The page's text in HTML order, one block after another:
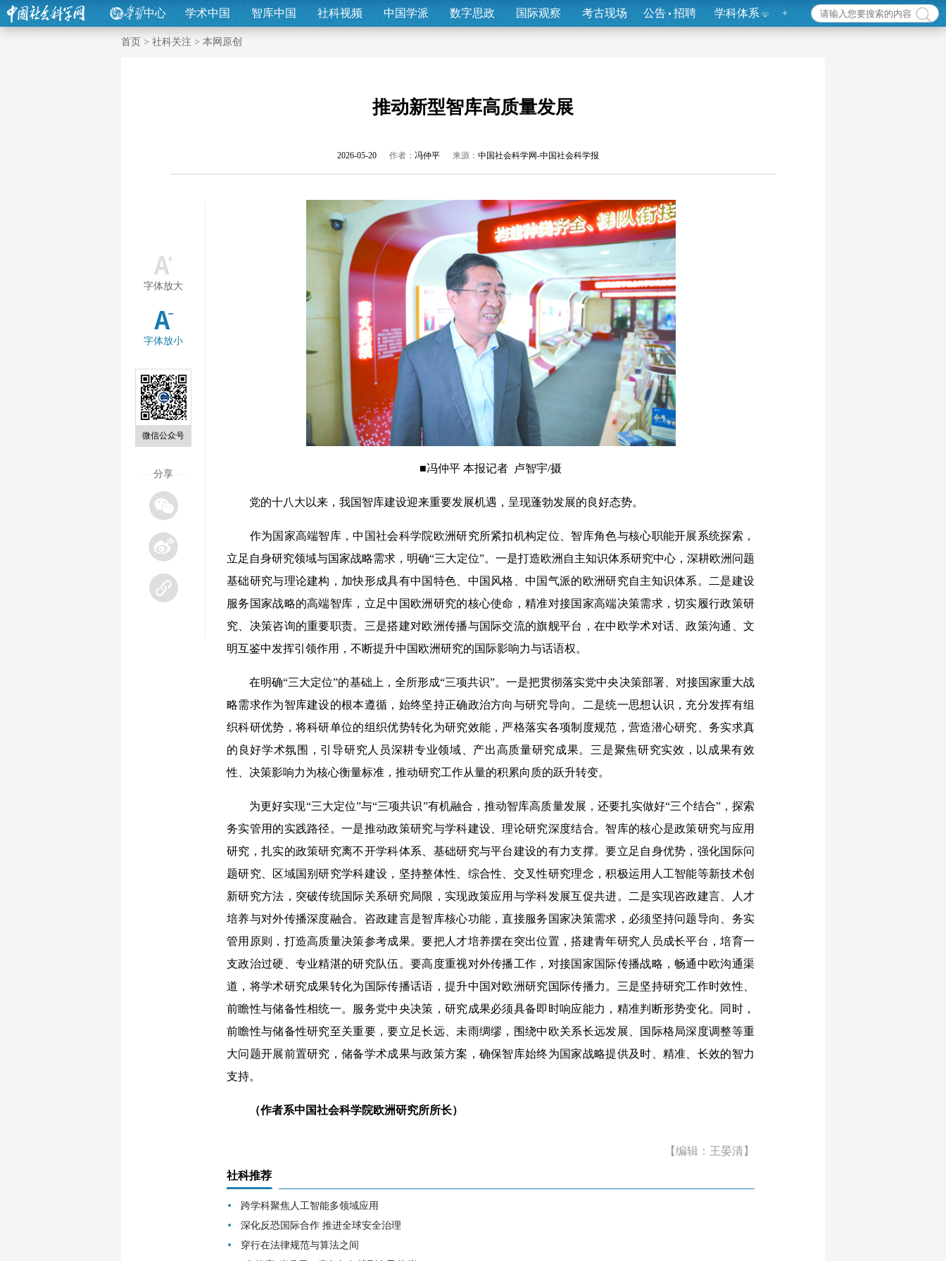
中心 学术中国 智库中国 社科视频 中国学派 数字思政 国际观察 考古现场 公告 招聘 学科体系 +
首页 > 社科关注 > 本网原创
推动新型智库高质量发展
2026-05-20 作者： 冯仲平 来源： 中国社会科学网-中国社会科学报
字体放大
字体放小
微信公众号
分享 ■冯仲平 本报记者 卢智宇/摄
党的十八大以来，我国智库建设迎来重要发展机遇，呈现蓬勃发展的良好态势。
作为国家高端智库，中国社会科学院欧洲研究所紧扣机构定位、智库角色与核心职能开展系统探索，
立足自身研究领域与国家战略需求，明确“三大定位”。一是打造欧洲自主知识体系研究中心，深耕欧洲问题
基础研究与理论建构，加快形成具有中国特色、中国风格、中国气派的欧洲研究自主知识体系。二是建设
服务国家战略的高端智库，立足中国欧洲研究的核心使命，精准对接国家高端决策需求，切实履行政策研
究、决策咨询的重要职责。三是搭建对欧洲传播与国际交流的旗舰平台，在中欧学术对话、政策沟通、文
明互鉴中发挥引领作用，不断提升中国欧洲研究的国际影响力与话语权。
在明确“三大定位”的基础上，全所形成“三项共识”。一是把贯彻落实党中央决策部署、对接国家重大战
略需求作为智库建设的根本遵循，始终坚持正确政治方向与研究导向。二是统一思想认识，充分发挥有组
织科研优势，将科研单位的组织优势转化为研究效能，严格落实各项制度规范，营造潜心研究、务实求真
的良好学术氛围，引导研究人员深耕专业领域、产出高质量研究成果。三是聚焦研究实效，以成果有效
性、决策影响力为核心衡量标准，推动研究工作从量的积累向质的跃升转变。
为更好实现“三大定位”与“三项共识”有机融合，推动智库高质量发展，还要扎实做好“三个结合”，探索
务实管用的实践路径。一是推动政策研究与学科建设、理论研究深度结合。智库的核心是政策研究与应用
研究，扎实的政策研究离不开学科体系、基础研究与平台建设的有力支撑。要立足自身优势，强化国际问
题研究、区域国别研究学科建设，坚持整体性、综合性、交叉性研究理念，积极运用人工智能等新技术创
新研究方法，突破传统国际关系研究局限，实现政策应用与学科发展互促共进。二是实现咨政建言、人才
培养与对外传播深度融合。咨政建言是智库核心功能，直接服务国家决策需求，必须坚持问题导向、务实
管用原则，打造高质量决策参考成果。要把人才培养摆在突出位置，搭建青年研究人员成长平台，培育一
支政治过硬、专业精湛的研究队伍。要高度重视对外传播工作，对接国家国际传播战略，畅通中欧沟通渠
道，将学术研究成果转化为国际传播话语，提升中国对欧洲研究国际传播力。三是坚持研究工作时效性、
前瞻性与储备性相统一。服务党中央决策，研究成果必须具备即时响应能力，精准判断形势变化。同时，
前瞻性与储备性研究至关重要，要立足长远、未雨绸缪，围绕中欧关系长远发展、国际格局深度调整等重
大问题开展前置研究，储备学术成果与政策方案，确保智库始终为国家战略提供及时、精准、长效的智力
支持。
（作者系中国社会科学院欧洲研究所所长）
【编辑：王晏清】
社科推荐
跨学科聚焦人工智能多领域应用
深化反恐国际合作 推进全球安全治理
穿行在法律规范与算法之间